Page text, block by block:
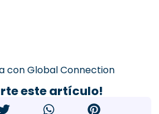
con Global Connection
este artículo!